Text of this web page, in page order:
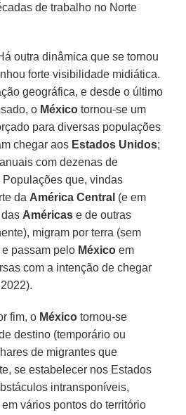
de trabalho no Norte
outra dinâmica que se tornou
forte visibilidade midiática.
geográfica, e desde o último
o México tornou-se um
para diversas populações
chegar aos Estados Unidos;
com dezenas de
que, vindas
da América Central (e em
Américas e de outras
migram por terra (sem
passam pelo México em
com a intenção de chegar
fim, o México tornou-se
destino (temporário ou
de migrantes que
se estabelecer nos Estados
intransponíveis,
vários pontos do território